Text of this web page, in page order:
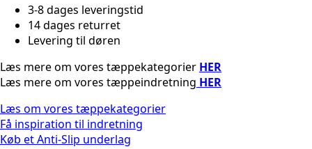
3-8 dages leveringstid
14 dages returret
Levering til døren
Læs mere om vores tæppekategorier HER
Læs mere om vores tæppeindretning HER
Læs om vores tæppekategorier
Få inspiration til indretning
Køb et Anti-Slip underlag